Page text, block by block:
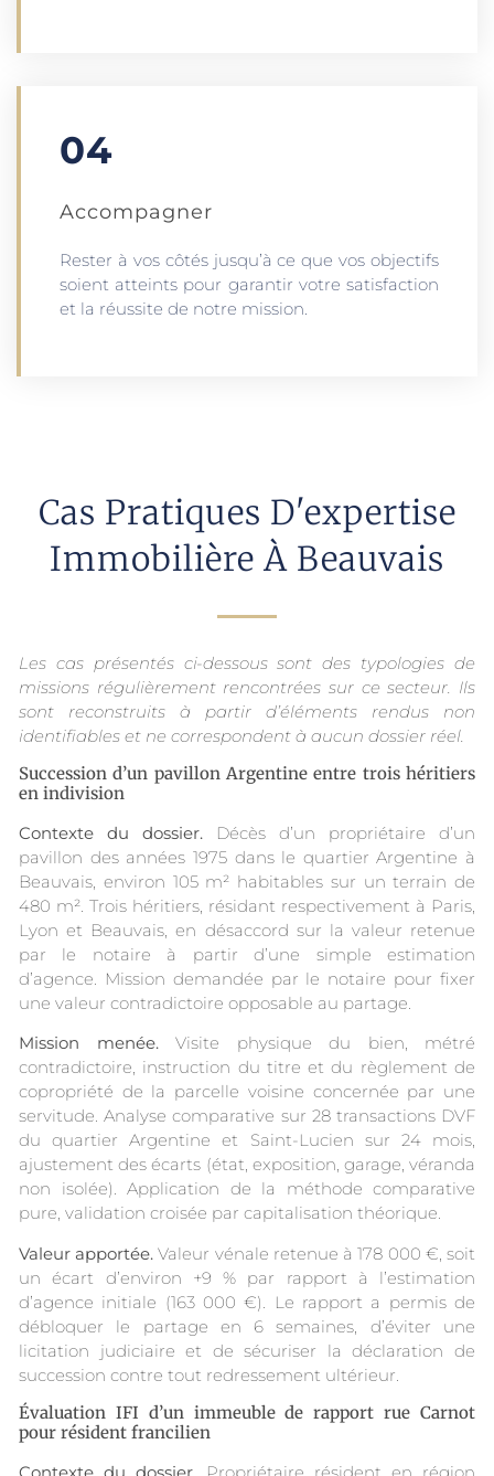
04
Accompagner
Rester à vos côtés jusqu’à ce que vos objectifs
soient atteints pour garantir votre satisfaction
et la réussite de notre mission.
Cas Pratiques D'expertise
Immobilière À Beauvais
Les cas présentés ci-dessous sont des typologies de
missions régulièrement rencontrées sur ce secteur. Ils
sont reconstruits à partir d’éléments rendus non
identifiables et ne correspondent à aucun dossier réel.
Succession d’un pavillon Argentine entre trois héritiers
en indivision
Contexte du dossier. Décès d’un propriétaire d’un
pavillon des années 1975 dans le quartier Argentine à
Beauvais, environ 105 m² habitables sur un terrain de
480 m². Trois héritiers, résidant respectivement à Paris,
Lyon et Beauvais, en désaccord sur la valeur retenue
par le notaire à partir d’une simple estimation
d’agence. Mission demandée par le notaire pour fixer
une valeur contradictoire opposable au partage.
Mission menée.Visite physique du bien, métré
contradictoire, instruction du titre et du règlement de
copropriété de la parcelle voisine concernée par une
servitude. Analyse comparative sur 28 transactions DVF
du quartier Argentine et Saint-Lucien sur 24 mois,
ajustement des écarts (état, exposition, garage, véranda
non isolée). Application de la méthode comparative
pure, validation croisée par capitalisation théorique.
Valeur apportée. Valeur vénale retenue à 178 000 €, soit
un écart d’environ +9 % par rapport à l’estimation
d’agence initiale (163 000 €). Le rapport a permis de
débloquer le partage en 6 semaines, d’éviter une
licitation judiciaire et de sécuriser la déclaration de
succession contre tout redressement ultérieur.
Évaluation IFI d’un immeuble de rapport rue Carnot
pour résident francilien